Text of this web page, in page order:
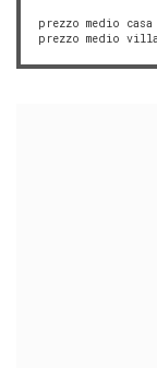
prezzo medio
prezzo medio